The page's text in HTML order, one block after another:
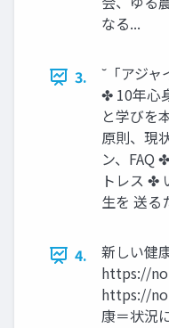
なる...
3.
˘「アジ
✤ 10年心
と学びを
原則、現
ン、FAQ
トレス ✤
生を 送る
4.
新しい健
https://
https://
康＝状況